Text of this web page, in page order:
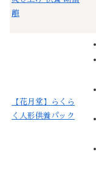
離
【花月堂】らくら
く人形供養パック